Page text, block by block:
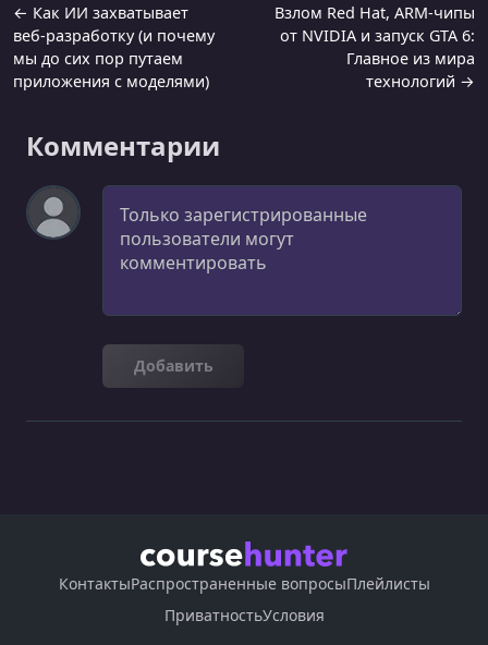
← Как ИИ захватывает
веб-разработку (и почему
мы до сих пор путаем
приложения с моделями)
Взлом Red Hat, ARM-чипы
от NVIDIA и запуск GTA 6:
Главное из мира
технологий →
Комментарии
Комментарий
Добавить
КонтактыРаспространенные вопросыПлейлисты
ПриватностьУсловия